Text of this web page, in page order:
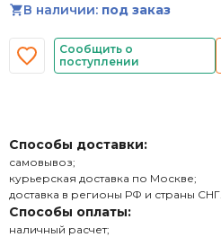
В наличии: под заказ
Сообщить о
поступлении
Способы доставки:
самовывоз;
курьерская доставка по Москве;
доставка в регионы РФ и страны СНГ.
Способы оплаты:
наличный расчет;